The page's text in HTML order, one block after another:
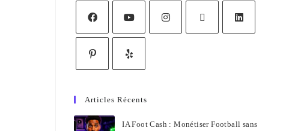
Articles Récents
IA Foot Cash : Monétiser Football sans